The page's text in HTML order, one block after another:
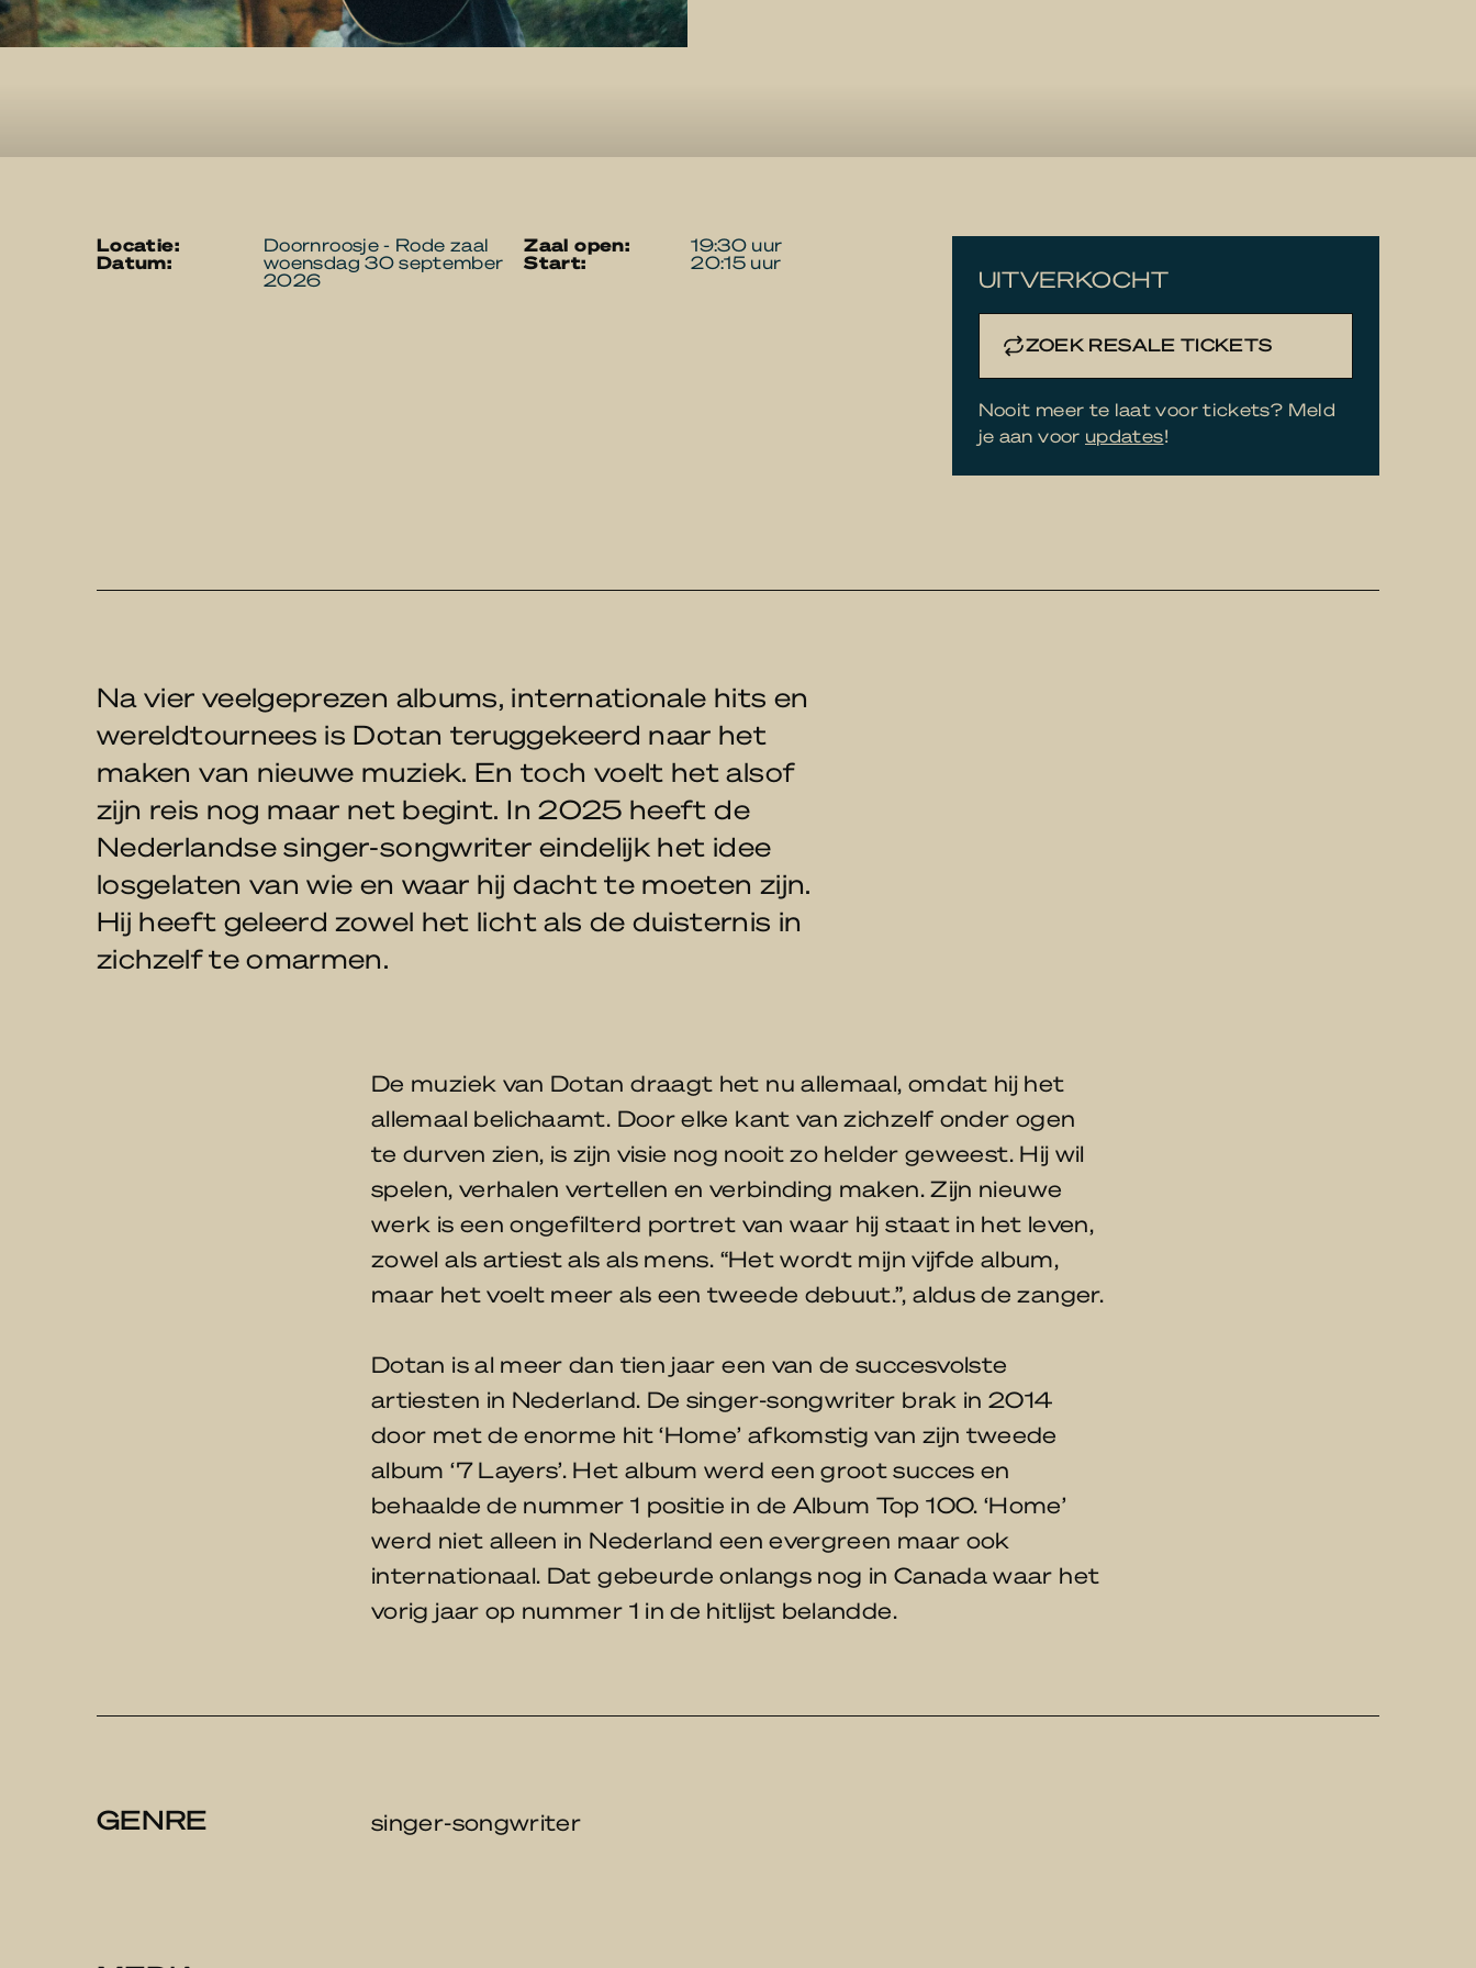
UITVERKOCHT
ZOEK RESALE TICKETS
Nooit meer te laat voor tickets? Meld
je aan voor updates!
locatie: Doornroosje - Rode zaal
datum: woensdag 30 september
2026
zaal open: 19:30 uur
start: 20:15 uur
Na vier veelgeprezen albums, internationale hits en
wereldtournees is Dotan teruggekeerd naar het
maken van nieuwe muziek. En toch voelt het alsof
zijn reis nog maar net begint. In 2025 heeft de
Nederlandse singer-songwriter eindelijk het idee
losgelaten van wie en waar hij dacht te moeten zijn.
Hij heeft geleerd zowel het licht als de duisternis in
zichzelf te omarmen.
De muziek van Dotan draagt ​​het nu allemaal, omdat hij het
allemaal belichaamt. Door elke kant van zichzelf onder ogen
te durven zien, is zijn visie nog nooit zo helder geweest. Hij wil
spelen, verhalen vertellen en verbinding maken. Zijn nieuwe
werk is een ongefilterd portret van waar hij staat in het leven,
zowel als artiest als als mens. “Het wordt mijn vijfde album,
maar het voelt meer als een tweede debuut.”, aldus de zanger.
Dotan is al meer dan tien jaar een van de succesvolste
artiesten in Nederland. De singer-songwriter brak in 2014
door met de enorme hit ‘Home’ afkomstig van zijn tweede
album ‘7 Layers’. Het album werd een groot succes en
behaalde de nummer 1 positie in de Album Top 100. ‘Home’
werd niet alleen in Nederland een evergreen maar ook
internationaal. Dat gebeurde onlangs nog in Canada waar het
vorig jaar op nummer 1 in de hitlijst belandde.
GENRE singer-songwriter